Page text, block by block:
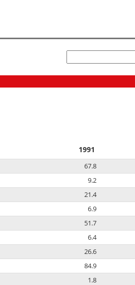
1991
67.8
9.2
21.4
6.9
51.7
6.4
26.6
84.9
1.8